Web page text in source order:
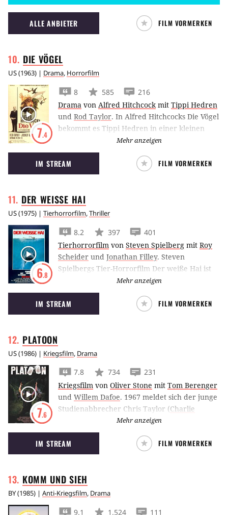
schmale Gratdie Conditio humana.
ALLE ANBIETER FILM VORMERKEN
DIE VÖGEL
US(1963) | Drama, Horrorfilm
7.4
8 585
216
Drama von Alfred Hitchcockmit Tippi Hedren
und Rod Taylor. In Alfred Hitchcocks Die Vögel
bekommt es Tippi Hedren in einer kleinen
Stadt mit der entfesselten Fauna der Lüfte zu
tun.
Mehr anzeigen
IM STREAM FILM VORMERKEN
DER WEISSE HAI
US(1975) | Tierhorrorfilm,Thriller
6.8
8.2 397
401
Tierhorrorfilm von Steven Spielberg mit Roy
Scheider und Jonathan Filley. Steven
Spielbergs Tier-Horrorfilm Der weiße Hai ist
der Begründer des Sommer-Blockbuster-
Kinos. Darin jagen Roy Schneider, Robert
Shaw und Richard Dreyfuss einen
menschenfressenden, weißen Hai.
Mehr anzeigen
IM STREAM FILM VORMERKEN
PLATOON
US(1986) | Kriegsfilm, Drama
7.6
7.8 734
231
Kriegsfilm von Oliver Stone mit Tom Berenger
und Willem Dafoe. 1967 meldet sich der junge
Studienabbrecher Chris Taylor (Charlie
) freiwillig zum Militäreinsatz in
Vietnam, um heldenhaft für sein Land
einzutreten. Taylors Idealismus verliert sich
jedoch schnell als er merkt, dass im Krieg ein
Aufgrund einer Unachtsamkeit des Neulings
Junior gelingt es den feindlichen Truppen,
Mehr anzeigen
IM STREAM FILM VORMERKEN
KOMM UNDSIEH
BY(1985) | Anti-Kriegsfilm, Drama
9.1 1.524
111